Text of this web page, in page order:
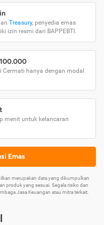
Treasury, penyedia emas
izin resmi dari BAPPEBTI.
Cermati hanya dengan modal
menit untuk kelancaran
Emas
merupakan data yang dikumpulkan
produk yang sesuai. Segala risiko dan
Jasa Keuangan atau mitra terkait.